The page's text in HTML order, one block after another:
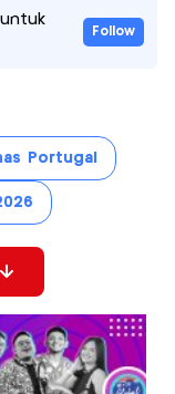
untuk
Follow
Portugal